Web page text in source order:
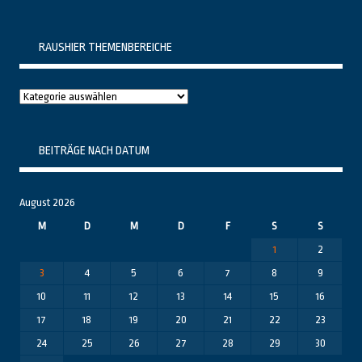
RAUSHIER THEMENBEREICHE
Raushier
BEITRÄGE NACH DATUM
August 2026
M
D M D F S
S
1
2
3
4 5 6 7 8
9
10
11 12 13 14 15
16
17
18 19 20 21 22
23
24
25 26 27 28 29
30